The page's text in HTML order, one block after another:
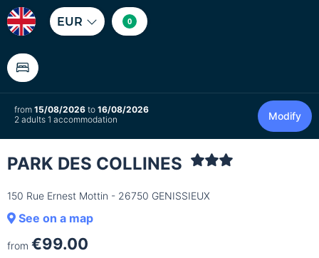
EUR 0
from 15/08/2026 to 16/08/2026
2 adults 1 accommodation
Modify
PARK DES COLLINES
150 Rue Ernest Mottin - 26750 GENISSIEUX
See on a map
from €99.00